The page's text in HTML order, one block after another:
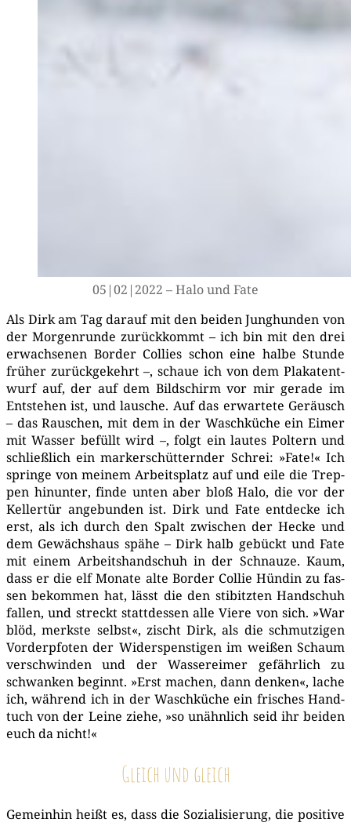
05|02|2022 – Halo und Fate
Als Dirk am Tag dar­auf mit den bei­den Jung­hun­den von
der Mor­gen­run­de zurück­kommt – ich bin mit den drei
erwach­se­nen Bor­der Col­lies schon eine hal­be Stun­de
frü­her zurück­ge­kehrt –, schaue ich von dem Pla­ka­t­ent­
wurf auf, der auf dem Bild­schirm vor mir gera­de im
Ent­ste­hen ist, und lau­sche. Auf das erwar­te­te Geräusch
– das Rau­schen, mit dem in der Wasch­kü­che ein Eimer
mit Was­ser befüllt wird –, folgt ein lau­tes Pol­tern und
schließ­lich ein mark­erschüt­tern­der Schrei: »Fate!« Ich
sprin­ge von mei­nem Arbeits­platz auf und eile die Trep­
pen hin­un­ter, fin­de unten aber bloß Halo, die vor der
Kel­ler­tür ange­bun­den ist. Dirk und Fate ent­de­cke ich
erst, als ich durch den Spalt zwi­schen der Hecke und
dem Gewächs­haus spä­he – Dirk halb gebückt und Fate
mit einem Arbeits­hand­schuh in der Schnau­ze. Kaum,
dass er die elf Mona­te alte Bor­der Col­lie Hün­din zu fas­
sen bekom­men hat, lässt die den sti­bitz­ten Hand­schuh
fal­len, und streckt statt­des­sen alle Vie­re von sich. »War
blöd, merks­te selbst«, zischt Dirk, als die schmut­zi­gen
Vor­der­pfo­ten der Wider­spens­ti­gen im wei­ßen Schaum
ver­schwin­den und der Was­ser­ei­mer gefähr­lich zu
schwan­ken beginnt. »Erst machen, dann den­ken«, lache
ich, wäh­rend ich in der Wasch­kü­che ein fri­sches Hand­
tuch von der Lei­ne zie­he, »so unähn­lich seid ihr bei­den
euch da nicht!«
Gleich und gleich
Gemein­hin heißt es, dass die Sozia­li­sie­rung, die posi­ti­ve